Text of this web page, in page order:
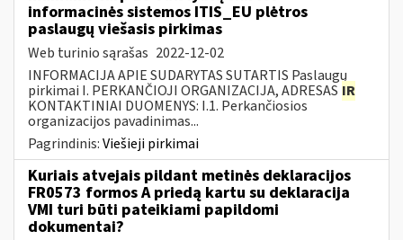
informacinės sistemos ITIS_EU plėtros
paslaugų viešasis pirkimas
Web turinio sąrašas 2022-12-02
INFORMACIJA APIE SUDARYTAS SUTARTIS Paslaugų
pirkimai I. PERKANČIOJI ORGANIZACIJA, ADRESAS IR
KONTAKTINIAI DUOMENYS: I.1. Perkančiosios
organizacijos pavadinimas...
Pagrindinis:Viešieji pirkimai
Kuriais atvejais pildant metinės deklaracijos
FR0573 formos A priedą kartu su deklaracija
VMI turi būti pateikiami papildomi
dokumentai?